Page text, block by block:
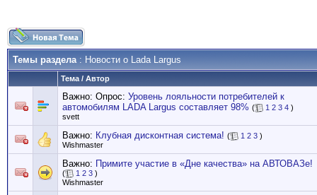
Темы раздела: Новости о Lada Largus
Тема / Автор
Важно: Опрос: Уровень лояльности потребителей к
автомобилям LADA Largus составляет 98% ( 1 2 3 4 )
svett
Важно: Клубная дисконтная система! ( 1 2 3 )
Wishmaster
Важно: Примите участие в «Дне качества» на АВТОВАЗе!
( 1 2 3 )
Wishmaster